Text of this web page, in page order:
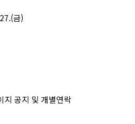
금)
지 공지 및 개별연락